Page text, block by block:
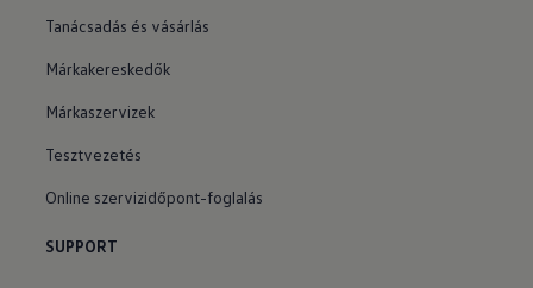
Tanácsadás és vásárlás
Márkakereskedők
Márkaszervizek
Tesztvezetés
Online szervizidőpont-foglalás
SUPPORT